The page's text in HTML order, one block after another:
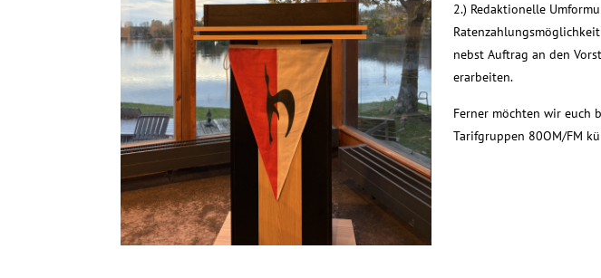
2.) Redaktionelle
nebst Auftrag an den
erarbeiten.
Ferner möchten wir euch
Tarifgruppen 80OM/FM